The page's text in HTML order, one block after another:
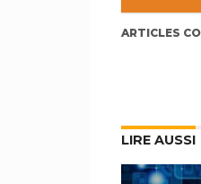
ARTICLES
LIRE AUSSI